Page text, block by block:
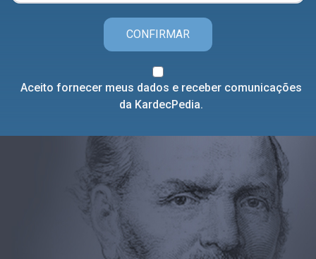
CONFIRMAR
Aceito fornecer meus dados e receber comunicações
da KardecPedia.